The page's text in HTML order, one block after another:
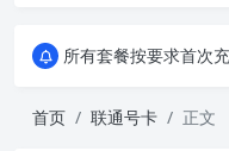
所有套餐按要求首次充值规定金额后才可以享受优惠、如遇办卡失败，重新申请其他套餐流量卡，或申请其它
首页 联通号卡 正文